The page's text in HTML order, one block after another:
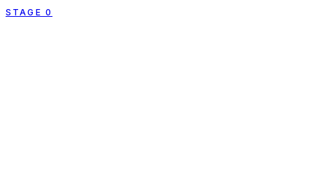
STAGE 0